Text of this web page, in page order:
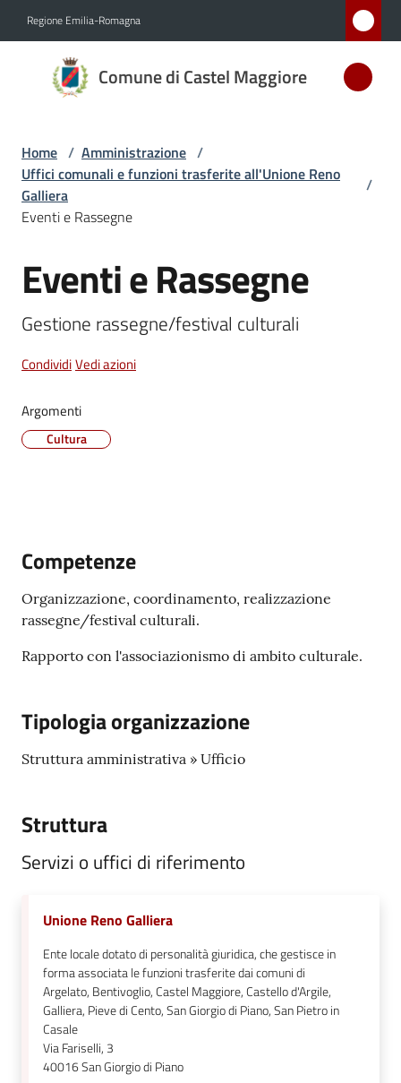
Regione Emilia-Romagna
Comune di Castel Maggiore
Comune
di Castel
D'ARGENTO
AL MERITO
CIVILE
Amministrazione
Menu selezionato
Novità
Servizi
Vivere
Castel
Trasparente
Albo
Tutti
argomenti...
su
Home / Amministrazione /
Uffici comunali e funzioni trasferite all'Unione Reno
Galliera
/
Eventi e Rassegne
Salta al contenuto
Eventi e Rassegne
Gestione rassegne/festival culturali
CondividiVedi azioni
Argomenti
Cultura
Competenze
Organizzazione, coordinamento, realizzazione
rassegne/festival culturali.
Rapporto con l'associazionismo di ambito culturale.
Tipologia organizzazione
Struttura amministrativa » Ufficio
Struttura
Servizi o uffici di riferimento
Unione Reno Galliera
Ente locale dotato di personalità giuridica, che gestisce in
forma associata le funzioni trasferite dai comuni di
Argelato, Bentivoglio, Castel Maggiore, Castello d'Argile,
Galliera, Pieve di Cento, San Giorgio di Piano, San Pietro in
Casale
Via Fariselli, 3
40016San Giorgio di Piano